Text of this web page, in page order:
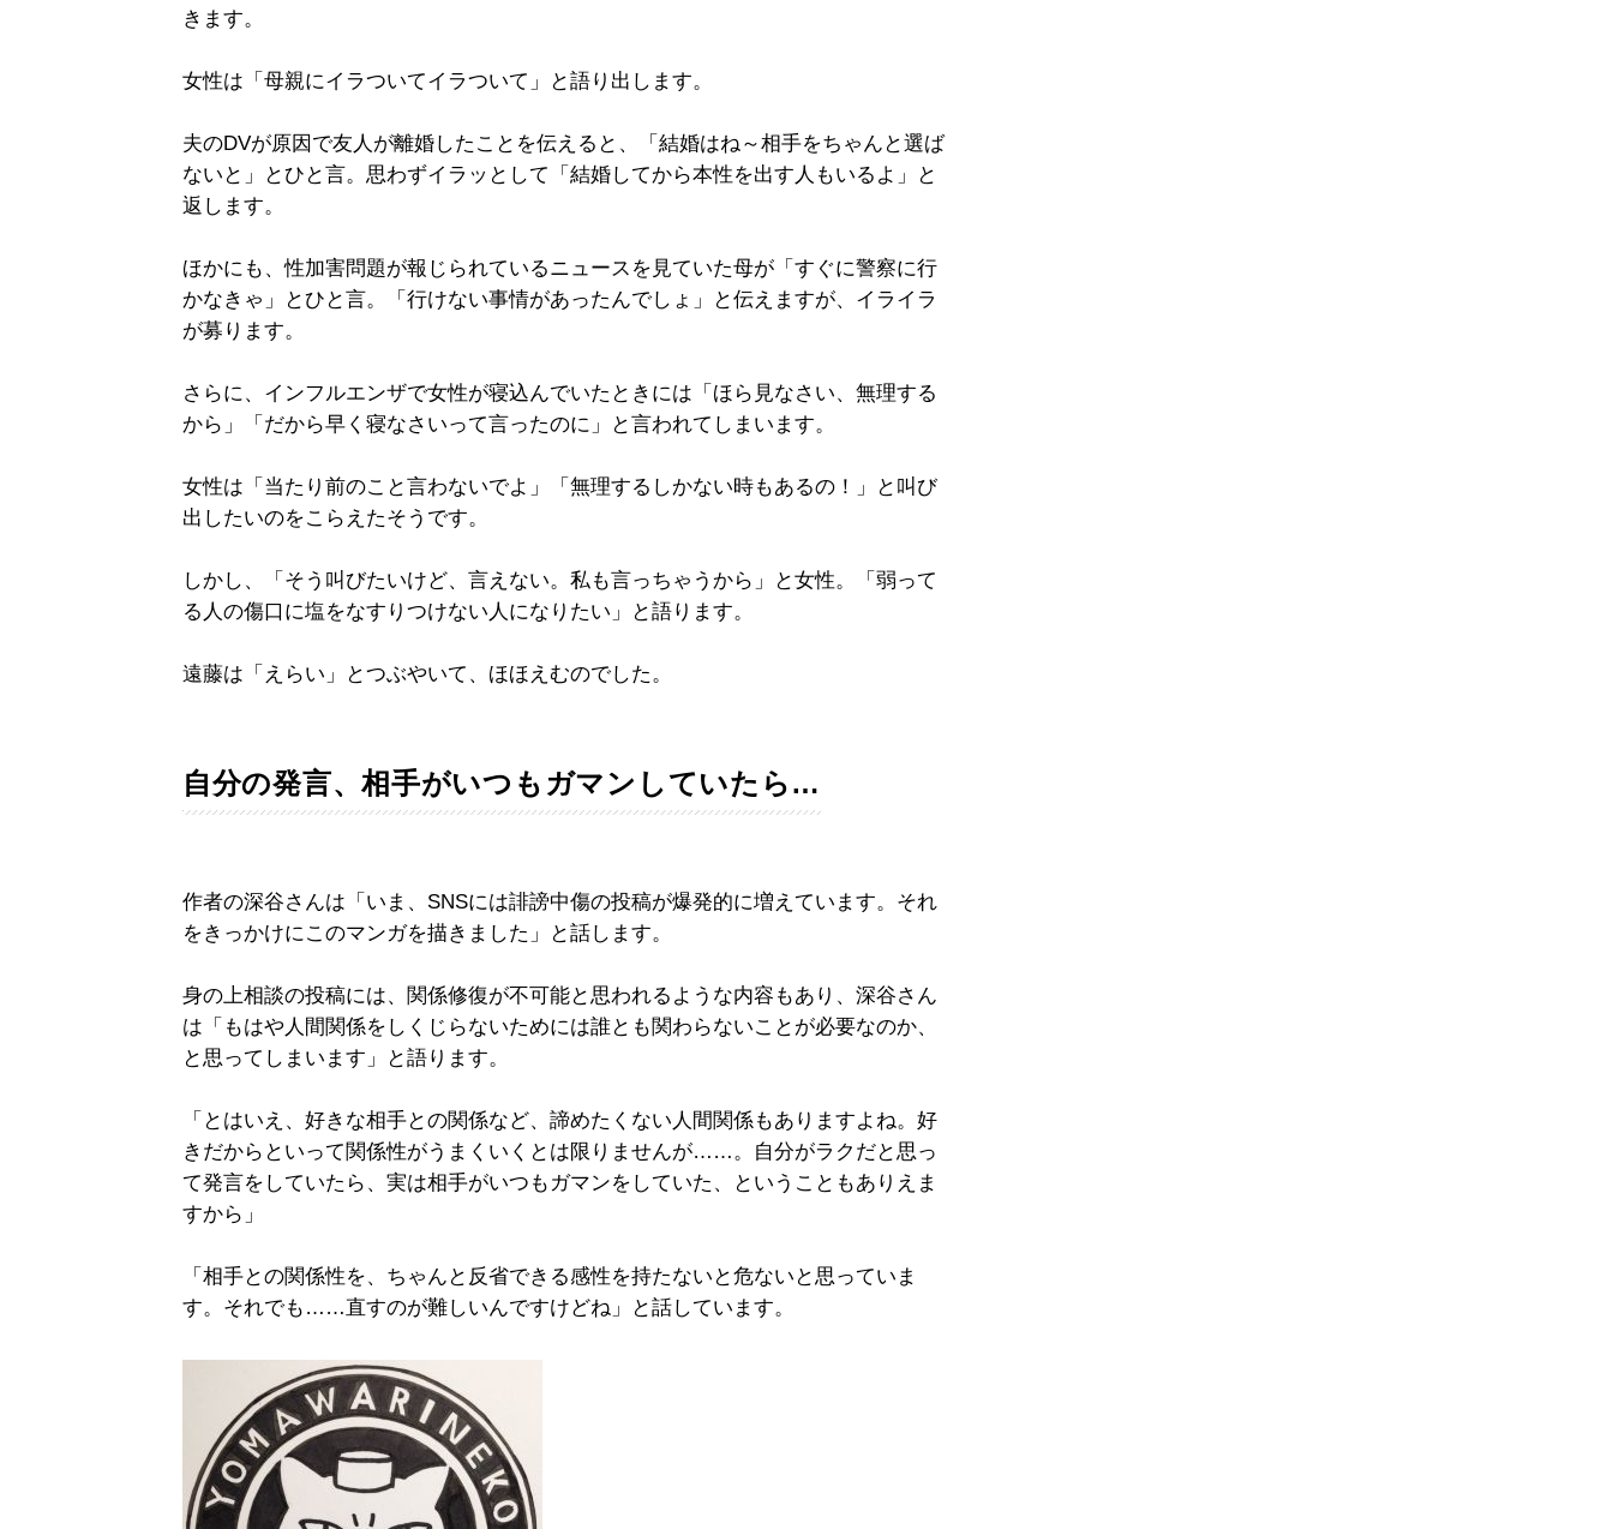
きます。
女性は「母親にイラついてイラついて」と語り出します。
夫のDVが原因で友人が離婚したことを伝えると、「結婚はね～相手をちゃんと選ば
ないと」とひと言。思わずイラッとして「結婚してから本性を出す人もいるよ」と
返します。
ほかにも、性加害問題が報じられているニュースを見ていた母が「すぐに警察に行
かなきゃ」とひと言。「行けない事情があったんでしょ」と伝えますが、イライラ
が募ります。
さらに、インフルエンザで女性が寝込んでいたときには「ほら見なさい、無理する
から」「だから早く寝なさいって言ったのに」と言われてしまいます。
女性は「当たり前のこと言わないでよ」「無理するしかない時もあるの！」と叫び
出したいのをこらえたそうです。
しかし、「そう叫びたいけど、言えない。私も言っちゃうから」と女性。「弱って
る人の傷口に塩をなすりつけない人になりたい」と語ります。
遠藤は「えらい」とつぶやいて、ほほえむのでした。
自分の発言、相手がいつもガマンしていたら…
作者の深谷さんは「いま、SNSには誹謗中傷の投稿が爆発的に増えています。それ
をきっかけにこのマンガを描きました」と話します。
身の上相談の投稿には、関係修復が不可能と思われるような内容もあり、深谷さん
は「もはや人間関係をしくじらないためには誰とも関わらないことが必要なのか、
と思ってしまいます」と語ります。
「とはいえ、好きな相手との関係など、諦めたくない人間関係もありますよね。好
きだからといって関係性がうまくいくとは限りませんが……。自分がラクだと思っ
て発言をしていたら、実は相手がいつもガマンをしていた、ということもありえま
すから」
「相手との関係性を、ちゃんと反省できる感性を持たないと危ないと思っていま
す。それでも……直すのが難しいんですけどね」と話しています。